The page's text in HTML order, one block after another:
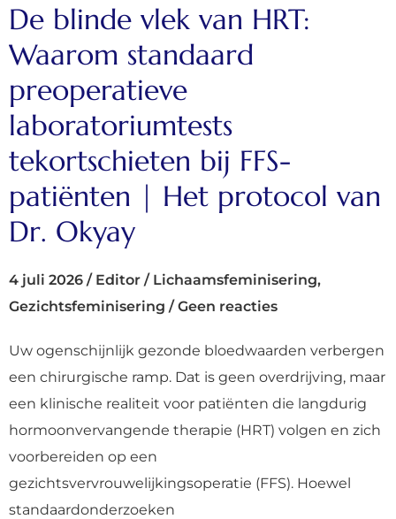
De blinde vlek van HRT:
Waarom standaard
preoperatieve
laboratoriumtests
tekortschieten bij FFS-
patiënten | Het protocol van
Dr. Okyay
4 juli 2026 / Editor / Lichaamsfeminisering,
Gezichtsfeminisering / Geen reacties
Uw ogenschijnlijk gezonde bloedwaarden verbergen
een chirurgische ramp. Dat is geen overdrijving, maar
een klinische realiteit voor patiënten die langdurig
hormoonvervangende therapie (HRT) volgen en zich
voorbereiden op een
gezichtsvervrouwelijkingsoperatie (FFS). Hoewel
standaardonderzoeken